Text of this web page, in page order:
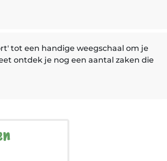
tot een handige weegschaal om je
ontdek je nog een aantal zaken die